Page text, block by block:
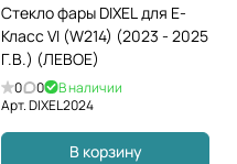
Стекло фары DIXEL для E-
Класс VI (W214) (2023 - 2025
Г.В.) (ЛЕВОЕ)
0 0
В наличии
Арт.DIXEL2024
В корзину